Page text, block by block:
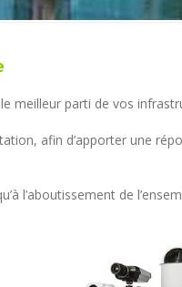
meilleur parti de vos
afin d’apporter une
l’aboutissement de